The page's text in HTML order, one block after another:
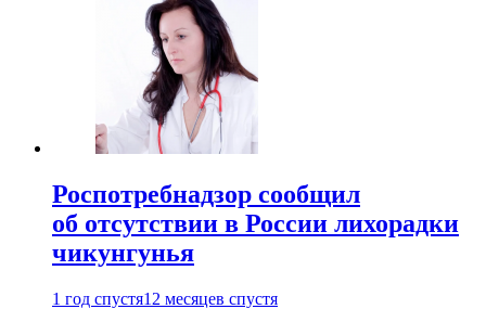
Роспотребнадзор сообщил
об отсутствии в России лихорадки
чикунгунья
1 год спустя12 месяцев спустя